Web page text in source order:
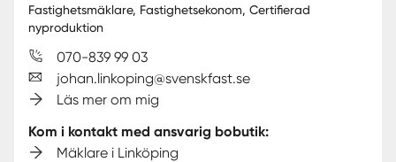
Fastighetsmäklare, Fastighetsekonom, Certifierad
nyproduktion
070-839 99 03
johan.linkoping@svenskfast.se
Läs mer om mig
Kom i kontakt med ansvarig bobutik:
Mäklare i Linköping